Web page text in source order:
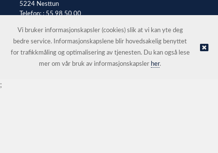
5224 Nesttun
Telefon: :55 98 50 00
© Kontorvarehuset Bergen AS |Nettbutikk levert av Kréatif
Vi bruker informasjonskapsler (cookies) slik at vi kan yte deg
bedre service. Informasjonskapslene blir hovedsakelig benyttet
for trafikkmåling og optimalisering av tjenesten. Du kan også lese
mer om vår bruk av informasjonskapsler her.
;